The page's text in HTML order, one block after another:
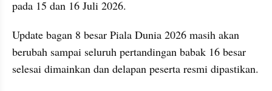
pada 15 dan 16 Juli 2026.
Update bagan 8 besar Piala Dunia 2026 masih akan
berubah sampai seluruh pertandingan babak 16 besar
selesai dimainkan dan delapan peserta resmi dipastikan.